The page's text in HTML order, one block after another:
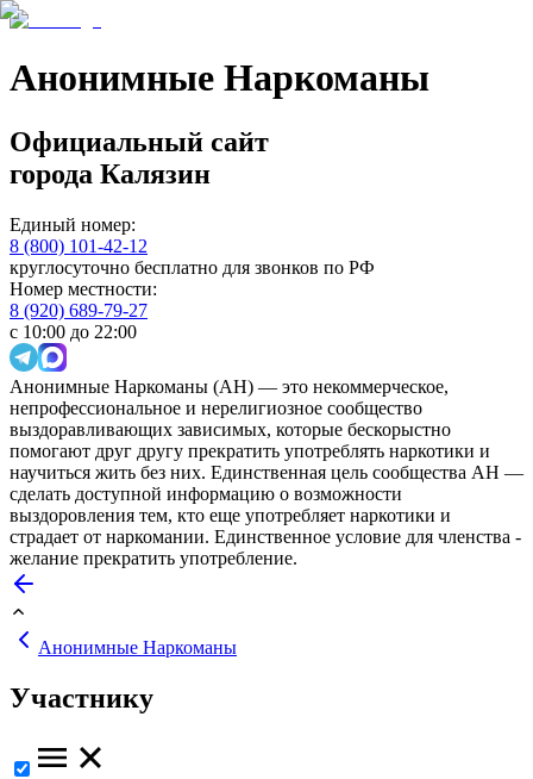
Анонимные Наркоманы
Официальный сайт
города Калязин
Единый номер:
8 (800) 101-42-12
круглосуточно бесплатно для звонков по РФ
Номер местности:
8 (920) 689-79-27
с 10:00 до 22:00
Анонимные Наркоманы (АН) — это некоммерческое,
непрофессиональное и нерелигиозное сообщество
выздоравливающих зависимых, которые бескорыстно
помогают друг другу прекратить употреблять наркотики и
научиться жить без них. Единственная цель сообщества АН —
сделать доступной информацию о возможности
выздоровления тем, кто еще употребляет наркотики и
страдает от наркомании. Единственное условие для членства -
желание прекратить употребление.
Анонимные Наркоманы
Участнику